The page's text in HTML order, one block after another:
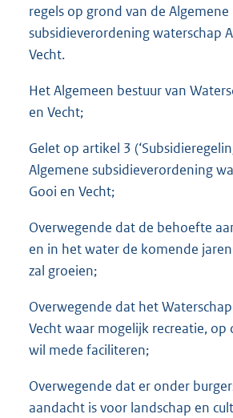
regels op grond van de Algemene
subsidieverordening waterschap
Vecht.
Het Algemeen bestuur van
en Vecht;
Gelet op artikel 3
Algemene subsidieverordening
Gooi en Vecht;
Overwegende dat de behoefte
en in het water de komende
zal groeien;
Overwegende dat het
Vecht waar mogelijk recreatie,
wil mede faciliteren;
Overwegende dat er onder
aandacht is voor landschap en